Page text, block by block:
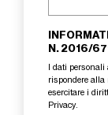
N. 2016/
I dati
rispondere
esercitare i
Privacy.